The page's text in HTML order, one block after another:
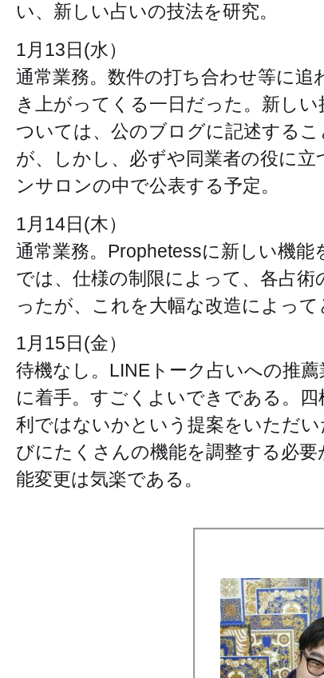
い、新しい占いの技法を研究。
1月13日(水）
通常業務。数件の打ち合わせ等に
き上がってくる一日だった。新し
ついては、公のブログに記述する
が、しかし、必ずや同業者の役に
ンサロンの中で公表する予定。
1月14日(木）
通常業務。Prophetessに新しい機
では、仕様の制限によって、各占
ったが、これを大幅な改造によっ
1月15日(金）
待機なし。LINEトーク占いへの推
に着手。すごくよいできである。
利ではないかという提案をいただ
びにたくさんの機能を調整する必
能変更は気楽である。